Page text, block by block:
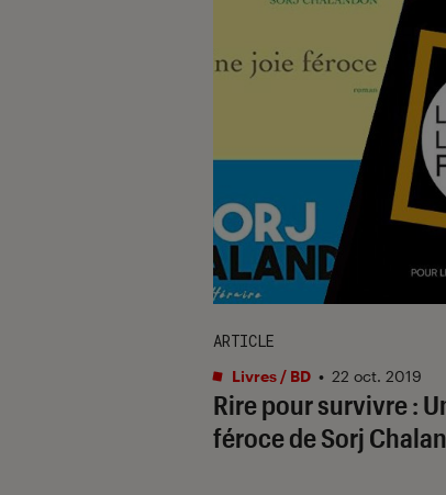
Rire pour survivre :
féroce de Sorj
ARTICLE
Livres / BD • 22 oct. 2019